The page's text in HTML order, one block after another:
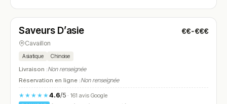
N° 27
Saveurs D’asie €€-€€€
Cavaillon
Asiatique Chinoise
Livraison :Non renseignée
Réservation en ligne :Non renseignée
★★★★★4.6/5· 161 avis Google